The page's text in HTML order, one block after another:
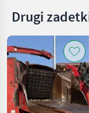
Drugi